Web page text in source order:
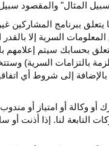
المثال" والمقصود سبيل
ببرنامج المشاركين
السرية إلا بالقدر
بحسابك سيتم إعلامهم
السرية)
إلى شروط أي
وكالة أو امتياز أو
التابعة لنا. إذا